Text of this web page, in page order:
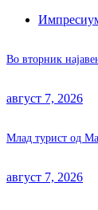
Во вторник
август 7, 2026
Млад турист од
август 7, 2026